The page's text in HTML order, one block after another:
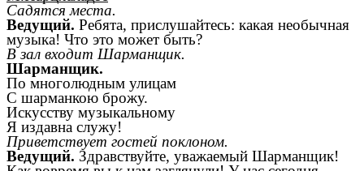
Садятся места.
Ведущий. Ребята, прислушайтесь: какая необычная
музыка! Что это может быть?
В зал входит Шарманщик.
Шарманщик.
По многолюдным улицам
С шарманкою брожу.
Искусству музыкальному
Я издавна служу!
Приветствует гостей поклоном.
Ведущий. Здравствуйте, уважаемый Шарманщик!